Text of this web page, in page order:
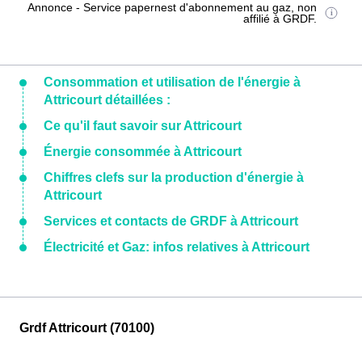
Annonce - Service papernest d'abonnement au gaz, non
affilié à GRDF.
Consommation et utilisation de l'énergie à
Attricourt détaillées :
Ce qu'il faut savoir sur Attricourt
Énergie consommée à Attricourt
Chiffres clefs sur la production d'énergie à
Attricourt
Services et contacts de GRDF à Attricourt
Électricité et Gaz: infos relatives à Attricourt
Grdf Attricourt (70100)